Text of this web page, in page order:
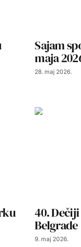
Sajam
maja
28. maj 2026.
40.
Belgrade
9. maj 2026.